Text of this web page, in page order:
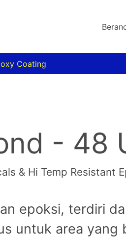
Coating
- 48
& Hi Temp Resistant
epoksi, terdiri
untuk area yang